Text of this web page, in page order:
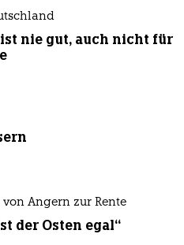
nie gut, auch nicht für
Angern zur Rente
der Osten egal“